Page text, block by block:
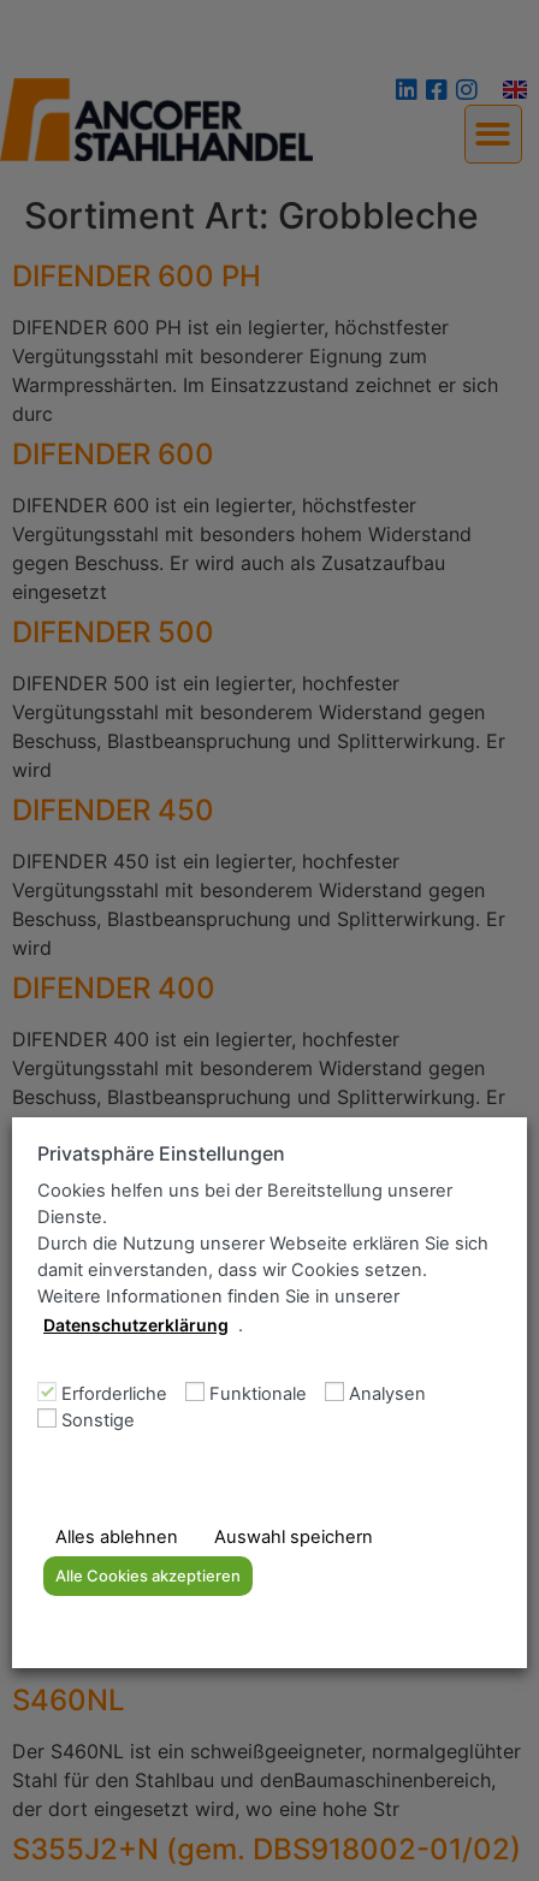
Sortiment Art: Grobbleche
DIFENDER 600 PH
DIFENDER 600 PH ist ein legierter, höchstfester
Vergütungsstahl mit besonderer Eignung zum
Warmpresshärten. Im Einsatzzustand zeichnet er sich
durc
DIFENDER 600
DIFENDER 600 ist ein legierter, höchstfester
Vergütungsstahl mit besonders hohem Widerstand
gegen Beschuss. Er wird auch als Zusatzaufbau
eingesetzt
DIFENDER 500
DIFENDER 500 ist ein legierter, hochfester
Vergütungsstahl mit besonderem Widerstand gegen
Beschuss, Blastbeanspruchung und Splitterwirkung. Er
wird
DIFENDER 450
DIFENDER 450 ist ein legierter, hochfester
Vergütungsstahl mit besonderem Widerstand gegen
Beschuss, Blastbeanspruchung und Splitterwirkung. Er
wird
DIFENDER 400
DIFENDER 400 ist ein legierter, hochfester
Vergütungsstahl mit besonderem Widerstand gegen
Beschuss, Blastbeanspruchung und Splitterwirkung. Er
wird
DIFENDER 300
DIFENDER 300 ist ein legierter, mit hervorragender
Zähigkeit ausgestatteter Vergütungsstahl mit
besonderem Widerstand gegen Blastbeanspruchung und
DIFENDER 270
DIFENDER 270 ist ein legierter, mit hervorragender
Zähigkeit ausgestatteter Vergütungsstahl mit
DIFENDER 350
DIFENDER 350 ist ein legierter, mit hervorragender
Zähigkeit ausgestatteter Vergütungsstahl mit
S460NL
Der S460NL ist ein schweißgeeigneter, normalgeglühter
Stahl für den Stahlbau und denBaumaschinenbereich,
der dort eingesetzt wird, wo eine hohe Str
S355J2+N (gem. DBS918002-01/02)
Privatsphäre Einstellungen
Cookies helfen uns bei der Bereitstellung unserer
Dienste.
Durch die Nutzung unserer Webseite erklären Sie sich
damit einverstanden, dass wir Cookies setzen.
Weitere Informationen finden Sie in unserer
Datenschutzerklärung .
Erforderliche Funktionale
Analysen
Sonstige
Alles ablehnen Auswahl speichern
Alle Cookies akzeptieren